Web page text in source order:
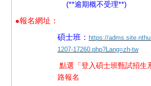
(**逾期概不受理**)
●報名網址：
碩士班： https://
1207-17260.php?Lang=zh-tw
點選「 登入碩士班甄試招生
路報名